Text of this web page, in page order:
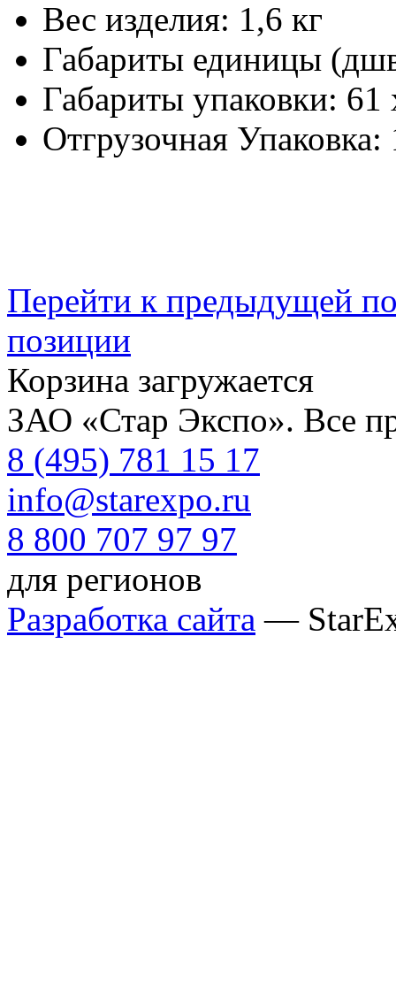
Вес изделия: 1,6 кг
Габариты единицы
Габариты упаковки: 61
Отгрузочная Упаковка:
Перейти к предыдущей
позиции
Корзина загружается
ЗАО «Стар Экспо». Все
8 (495) 781 15 17
info@starexpo.ru
8 800 707 97 97
для регионов
Разработка сайта —